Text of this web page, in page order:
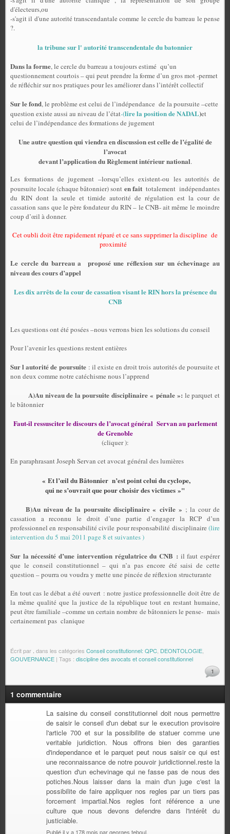
d'électeurs,ou
-s'agit il d'une autorité transcendantale comme le cercle du barreau le pense
?.
la tribune sur l' autorité transcendentale du batonnier
Dans la forme, le cercle du barreau a toujours estimé qu’un
questionnement courtois – qui peut prendre la forme d’un gros mot -permet
de réfléchir sur nos pratiques pour les améliorer dans l’intérêt collectif
Sur le fond, le problème est celui de l’indépendance de la poursuite –cette
question existe aussi au niveau de l’état-(lire la position de NADAL)et
celui de l’indépendance des formations de jugement
Une autre question qui viendra en discussion est celle de l’égalité de
l’avocat
devant l’application du Règlement intérieur national.
Les formations de jugement –lorsqu’elles existent-ou les autorités de
poursuite locale (chaque bâtonnier) sont en fait totalement indépendantes
du RIN dont la seule et timide autorité de régulation est la cour de
cassation sans que le père fondateur du RIN – le CNB- ait même le moindre
coup d’œil à donner.
Cet oubli doit être rapidement réparé et ce sans supprimer la discipline de
proximité
Le cercle du barreau a
proposé une réflexion sur un échevinage au
niveau des cours d’appel
Les dix arrêts de la cour de cassation visant le RIN hors la présence du
CNB
Les questions ont été posées –nous verrons bien les solutions du conseil
Pour l’avenir les questions restent entières
Sur l autorité de poursuite : il existe en droit trois autorités de poursuite et
non deux comme notre catéchisme nous l’apprend
A)Au niveau de la poursuite disciplinaire « pénale »: le parquet et
le bâtonnier
Faut-il ressusciter le discours de l’avocat général Servan au parlement
de Grenoble
(cliquer ):
En paraphrasant Joseph Servan cet avocat général des lumières
« Et l’œil du Bâtonnier n’est point celui du cyclope,
qui ne s’ouvrait que pour choisir des victimes »"
B)Au niveau de la poursuite disciplinaire « civile » ; la cour de
cassation a reconnu le droit d’une partie d’engager la RCP d’un
professionnel en responsabilité civile pour responsabilité disciplinaire (lire
intervention du 5 mai 2011 page 8 et suivantes )
Sur la nécessité d’une intervention régulatrice du CNB : il faut espérer
que le conseil constitutionnel – qui n’a pas encore été saisi de cette
question – pourra ou voudra y mette une pincée de réflexion structurante
En tout cas le débat a été ouvert : notre justice professionnelle doit être de
la même qualité que la justice de la république tout en restant humaine,
peut être familiale –comme un certain nombre de bâtonniers le pense- mais
certainement pas clanique
Écrit par dans les catégories Conseil constitutionnel: QPC DEONTOLOGIE
GOUVERNANCE | Tags : discipline des avocats et conseil constitutionnel
1
1 commentaire
La saisine du conseil constitutionnel doit nous permettre
de saisir le conseil d'un debat sur le execution provisoire
l'article 700 et sur la possibilite de statuer comme une
veritable juridiction. Nous offrons bien des garanties
d'independance et le parquet peut nous saisir ce qui est
une reconnaissance de notre pouvoir juridictionnel.reste la
question d'un echevinage qui ne fasse pas de nous des
potiches.Nous laisser dans la main d'un juge c'est la
possibilite de faire appliquer nos regles par un tiers pas
forcement impartial.Nos regles font référence a une
culture que nous devons defendre dans l'intérêt du
justiciable.
Publié il y a 178 mois par georges teboul.